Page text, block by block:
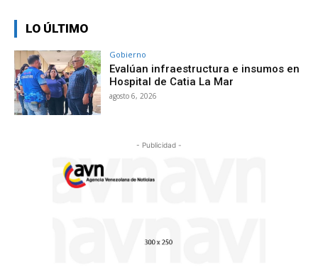
LO ÚLTIMO
Gobierno
Evalúan infraestructura e insumos en
Hospital de Catia La Mar
agosto 6, 2026
- Publicidad -